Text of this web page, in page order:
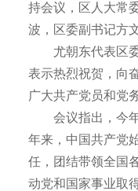
持会议，区人大常
波，区委副书记方
尤朝东代表区委
表示热烈祝贺，向
广大共产党员和党
会议指出，今年
年来，中国共产党
任，团结带领全国
动党和国家事业取